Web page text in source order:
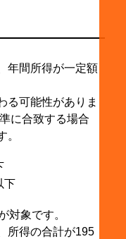
年間所得が一定額
る可能性がありま
に合致する場合
。
下
対象です。
所得の合計が195